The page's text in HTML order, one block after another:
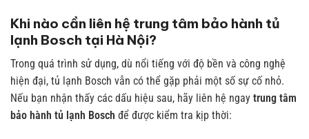
Khi nào cần liên hệ trung tâm bảo hành tủ
lạnh Bosch tại Hà Nội?
Trong quá trình sử dụng, dù nổi tiếng với độ bền và công nghệ
hiện đại, tủ lạnh Bosch vẫn có thể gặp phải một số sự cố nhỏ.
Nếu bạn nhận thấy các dấu hiệu sau, hãy liên hệ ngay trung tâm
bảo hành tủ lạnh Bosch để được kiểm tra kịp thời: